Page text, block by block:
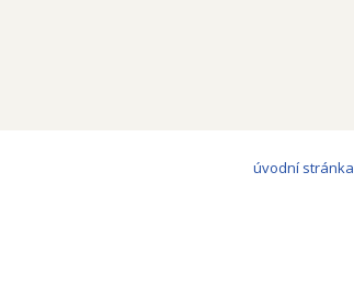
úvodní stránka